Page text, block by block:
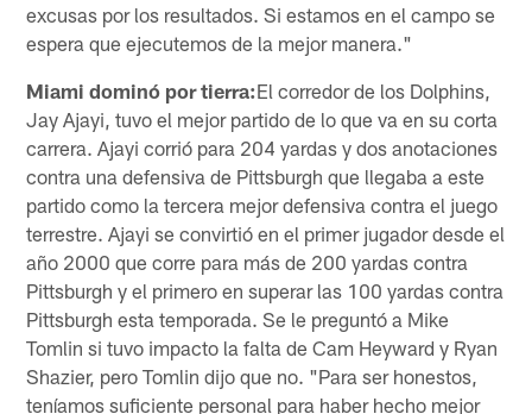
excusas por los resultados. Si estamos en el campo se
espera que ejecutemos de la mejor manera."
Miami dominó por tierra:El corredor de los Dolphins,
Jay Ajayi, tuvo el mejor partido de lo que va en su corta
carrera. Ajayi corrió para 204 yardas y dos anotaciones
contra una defensiva de Pittsburgh que llegaba a este
partido como la tercera mejor defensiva contra el juego
terrestre. Ajayi se convirtió en el primer jugador desde el
año 2000 que corre para más de 200 yardas contra
Pittsburgh y el primero en superar las 100 yardas contra
Pittsburgh esta temporada. Se le preguntó a Mike
Tomlin si tuvo impacto la falta de Cam Heyward y Ryan
Shazier, pero Tomlin dijo que no. "Para ser honestos,
teníamos suficiente personal para haber hecho mejor